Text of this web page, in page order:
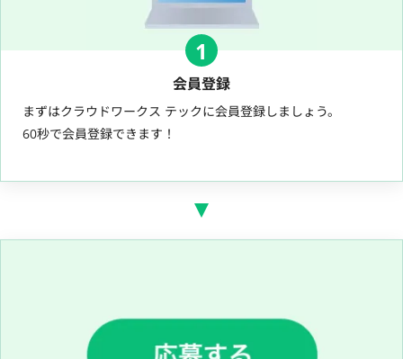
1
会員登録
まずはクラウドワークス テックに会員登録しましょう。
60秒で会員登録できます！